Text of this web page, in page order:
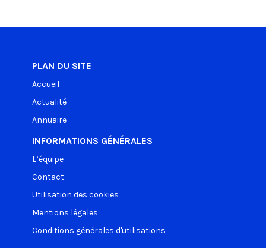
PLAN DU SITE
Accueil
Actualité
Annuaire
INFORMATIONS GÉNÉRALES
L’équipe
Contact
Utilisation des cookies
Mentions légales
Conditions générales d'utilisations